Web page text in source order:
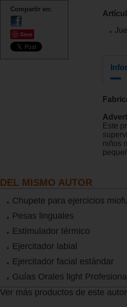
Compartir en:
Save
Este
niños
DEL MISMO AUTOR
Chupete para ejercicios
Pesas linguales
Estimulador térmico
Ejercitador labial
Ejercitador facial estándar
Guías Orales light
Ver más productos de este autor